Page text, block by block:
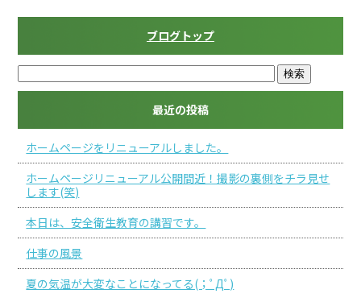
ブログトップ
最近の投稿
ホームページをリニューアルしました。
ホームページリニューアル公開間近！撮影の裏側をチラ見せ
します(笑)
本日は、安全衛生教育の講習です。
仕事の風景
夏の気温が大変なことになってる(；ﾟДﾟ)